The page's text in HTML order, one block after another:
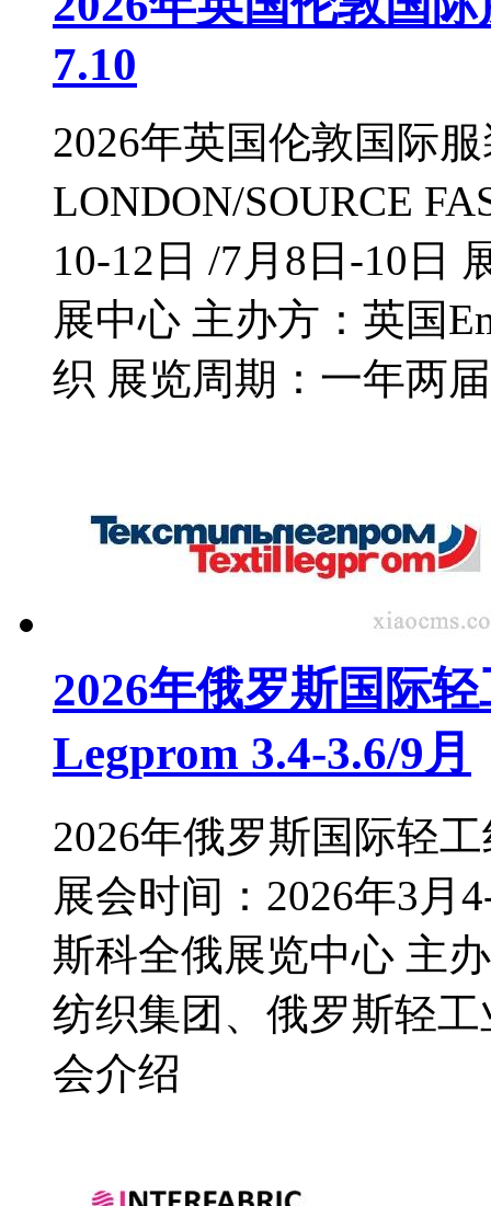
7.10
2026年英国伦敦国际
LONDON/SOURCE
10-12日 /7月8日-10日
展中心 主办方：英国
织 展览周期：一年两
2026年俄罗斯国际
Legprom 3.4-3.6/9月
2026年俄罗斯国际轻
展会时间：2026年3月
斯科全俄展览中心 主
纺织集团、俄罗斯轻
会介绍